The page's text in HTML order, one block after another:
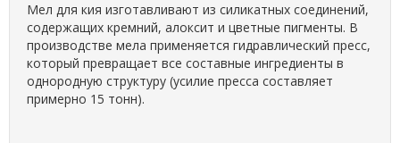
Мел для кия изготавливают из силикатных соединений,
содержащих кремний, алоксит и цветные пигменты. В
производстве мела применяется гидравлический пресс,
который превращает все составные ингредиенты в
однородную структуру (усилие пресса составляет
примерно 15 тонн).